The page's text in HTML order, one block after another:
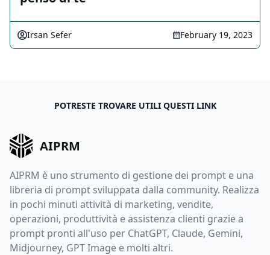
Irsan Sefer February 19, 2023
POTRESTE TROVARE UTILI QUESTI LINK
AIPRM
AIPRM è uno strumento di gestione dei prompt e una
libreria di prompt sviluppata dalla community. Realizza
in pochi minuti attività di marketing, vendite,
operazioni, produttività e assistenza clienti grazie a
prompt pronti all'uso per ChatGPT, Claude, Gemini,
Midjourney, GPT Image e molti altri.